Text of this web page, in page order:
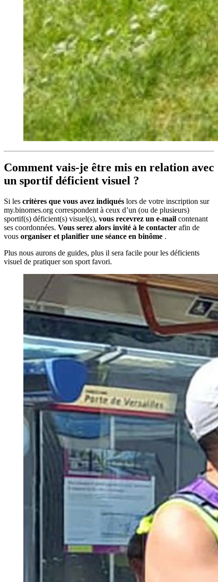
Comment vais-je être mis en relation avec
un sportif déficient visuel ?
Si les critères que vous avez indiqués lors de votre inscription sur
my.binomes.org correspondent à ceux d’un (ou de plusieurs)
sportif(s) déficient(s) visuel(s), vous recevrez un e-mail contenant
ses coordonnées. Vous serez alors invité à le contacter afin de
vous organiser et planifier une séance en binôme .
Plus nous aurons de guides, plus il sera facile pour les déficients
visuel de pratiquer son sport favori.